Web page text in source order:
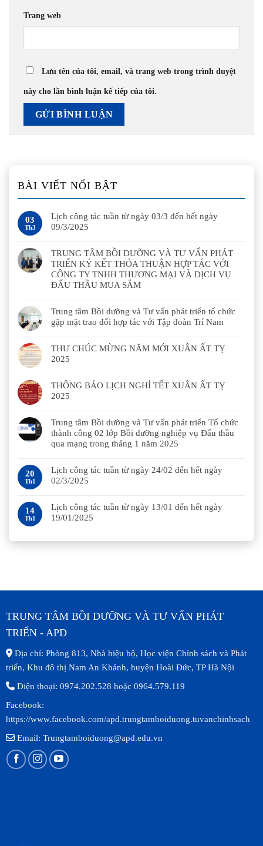
Trang web
Lưu tên của tôi, email, và trang web trong trình duyệt
này cho lần bình luận kế tiếp của tôi.
BÀI VIẾT NỔI BẬT
03
Th3
Lịch công tác tuần từ ngày 03/3 đến hết ngày
09/3/2025
TRUNG TÂM BỒI DƯỠNG VÀ TƯ VẤN PHÁT
TRIỂN KÝ KẾT THỎA THUẬN HỢP TÁC VỚI
CÔNG TY TNHH THƯƠNG MẠI VÀ DỊCH VỤ
ĐẤU THẦU MUA SẮM
Trung tâm Bồi dưỡng và Tư vấn phát triển tổ chức
gặp mặt trao đổi hợp tác với Tập đoàn Trí Nam
THƯ CHÚC MỪNG NĂM MỚI XUÂN ẤT TỴ
2025
THÔNG BÁO LỊCH NGHỈ TẾT XUÂN ẤT TỴ
2025
Trung tâm Bồi dưỡng và Tư vấn phát triển Tổ chức
thành công 02 lớp Bồi dưỡng nghiệp vụ Đấu thầu
qua mạng trong tháng 1 năm 2025
20
Th1
Lịch công tác tuần từ ngày 24/02 đến hết ngày
02/3/2025
14
Th1
Lịch công tác tuần từ ngày 13/01 đến hết ngày
19/01/2025
TRUNG TÂM BỒI DƯỠNG VÀ TƯ VẤN PHÁT
TRIỂN - APD
Địa chỉ: Phòng 813, Nhà hiệu bộ, Học viện Chính sách và Phát
triển, Khu đô thị Nam An Khánh, huyện Hoài Đức, TP Hà Nội
Điện thoại: 0974.202.528 hoặc 0964.579.119
Facebook:
https://www.facebook.com/apd.trungtamboiduong.tuvanchinhsach
Email: Trungtamboiduong@apd.edu.vn